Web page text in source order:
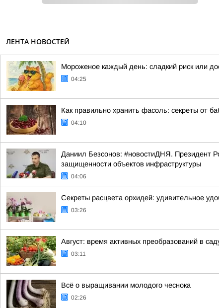
ЛЕНТА НОВОСТЕЙ
Мороженое каждый день: сладкий риск или
04:25
Как правильно хранить фасоль: секреты от
04:10
Даниил Безсонов: #новостиДНЯ. Президент
защищенности объектов инфраструктуры
04:06
Секреты расцвета орхидей: удивительное
03:26
Август: время активных преобразований в
03:11
Всё о выращивании молодого чеснока
02:26